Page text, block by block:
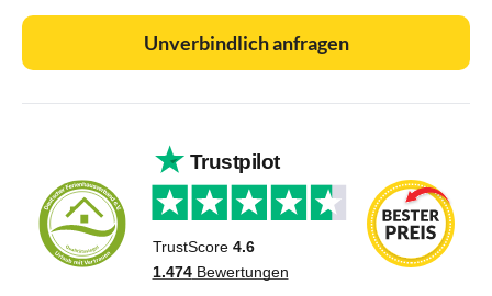
Unverbindlich anfragen